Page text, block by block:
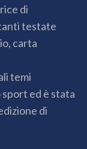
di
testate
carta
temi
ed è stata
di